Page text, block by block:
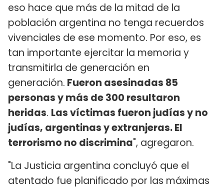
eso hace que más de la mitad de la
población argentina no tenga recuerdos
vivenciales de ese momento. Por eso, es
tan importante ejercitar la memoria y
transmitirla de generación en
generación. Fueron asesinadas 85
personas y más de 300 resultaron
heridas. Las víctimas fueron judías y no
judías, argentinas y extranjeras. El
terrorismo no discrimina", agregaron.
"La Justicia argentina concluyó que el
atentado fue planificado por las máximas